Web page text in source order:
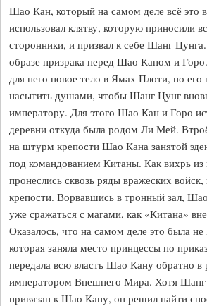
Шао Кан, который на самом деле всё это
использовал клятву, которую приносили
сторонники, и призвал к себе Шанг
образе призрака перед Шао Каном и
для него новое тело в Ямах Плоти, но
насытить душами, чтобы Шанг Цунг
императору. Для этого Шао Кан и Горо
деревни откуда была родом Ли Мей.
на штурм крепости Шао Кана занятой
под командованием Китаны. Как вихрь
пронеслись сквозь ряды вражеских
крепости. Ворвавшись в тронный зал,
уже сражаться с магами, как «Китана»
Оказалось, что на самом деле это была
которая заняла место принцессы по
передала всю власть Шао Кану обратно в
императором Внешнего Мира. Хотя Шанг
привязан к Шао Кану, он решил найти